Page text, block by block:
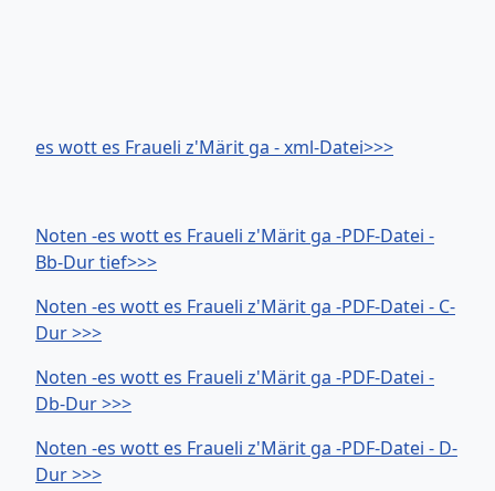
es wott es Fraueli z'Märit ga - xml-Datei>>>
Noten -es wott es Fraueli z'Märit ga -PDF-Datei -
Bb-Dur tief>>>
Noten -es wott es Fraueli z'Märit ga -PDF-Datei - C-
Dur >>>
Noten -es wott es Fraueli z'Märit ga -PDF-Datei -
Db-Dur >>>
Noten -es wott es Fraueli z'Märit ga -PDF-Datei - D-
Dur >>>